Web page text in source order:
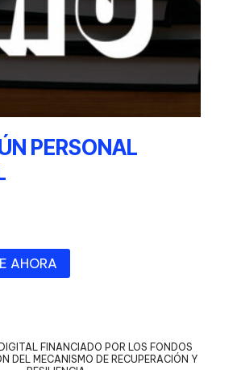
PERSONAL
AHORA
FINANCIADO POR LOS FONDOS
DEL MECANISMO DE RECUPERACIÓN Y